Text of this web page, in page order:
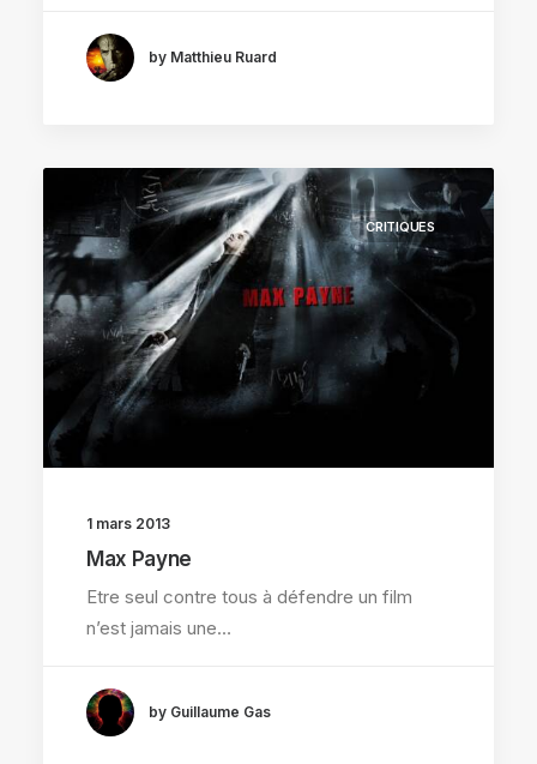
by Matthieu Ruard
CRITIQUES
1 mars 2013
Max Payne
Etre seul contre tous à défendre un film
n’est jamais une…
by Guillaume Gas